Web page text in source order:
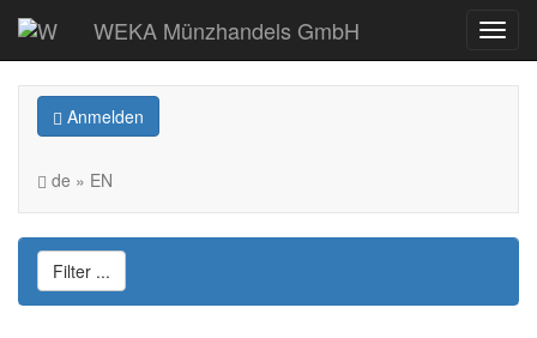
WEKA Münzhandels GmbH
Anmelden
de » EN
Filter ...